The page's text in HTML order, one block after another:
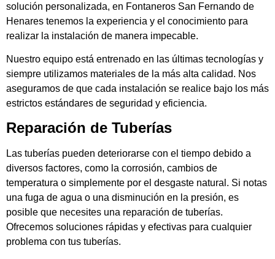
solución personalizada, en Fontaneros San Fernando de
Henares tenemos la experiencia y el conocimiento para
realizar la instalación de manera impecable.
Nuestro equipo está entrenado en las últimas tecnologías y
siempre utilizamos materiales de la más alta calidad. Nos
aseguramos de que cada instalación se realice bajo los más
estrictos estándares de seguridad y eficiencia.
Reparación de Tuberías
Las tuberías pueden deteriorarse con el tiempo debido a
diversos factores, como la corrosión, cambios de
temperatura o simplemente por el desgaste natural. Si notas
una fuga de agua o una disminución en la presión, es
posible que necesites una reparación de tuberías.
Ofrecemos soluciones rápidas y efectivas para cualquier
problema con tus tuberías.